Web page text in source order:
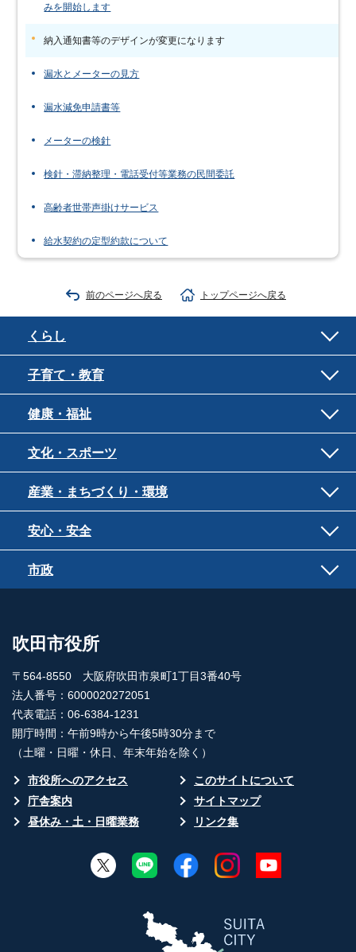
みを開始します
納入通知書等のデザインが変更になります
漏水とメーターの見方
漏水減免申請書等
メーターの検針
検針・滞納整理・電話受付等業務の民間委託
高齢者世帯声掛けサービス
給水契約の定型約款について
前のページへ戻る トップページへ戻る
くらし
子育て・教育
健康・福祉
文化・スポーツ
産業・まちづくり・環境
安心・安全
市政
吹田市役所
〒564-8550 大阪府吹田市泉町1丁目3番40号
法人番号：6000020272051
代表電話：06-6384-1231
開庁時間：午前9時から午後5時30分まで
（土曜・日曜・休日、年末年始を除く）
市役所へのアクセス
このサイトについて
庁舎案内
サイトマップ
昼休み・土・日曜業務
リンク集